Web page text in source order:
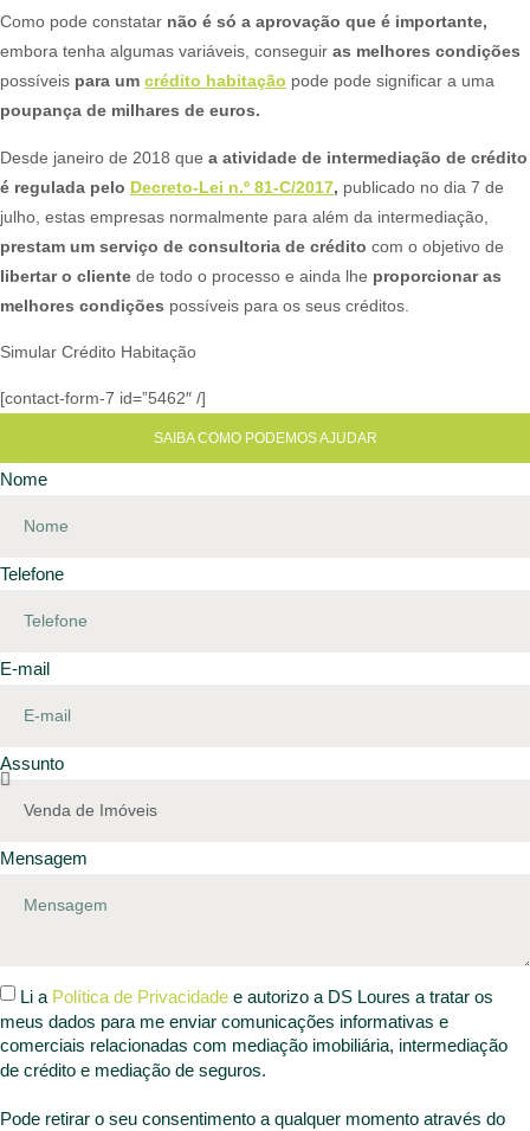
Como pode constatar não é só a aprovação que é importante,
embora tenha algumas variáveis, conseguir as melhores condições
possíveis para um crédito habitação pode pode significar a uma
poupança de milhares de euros.
Desde janeiro de 2018 que a atividade de intermediação de crédito
é regulada pelo Decreto-Lei n.º 81-C/2017, publicado no dia 7 de
julho, estas empresas normalmente para além da intermediação,
prestam um serviço de consultoria de crédito com o objetivo de
libertar o cliente de todo o processo e ainda lhe proporcionar as
melhores condições possíveis para os seus créditos.​
Simular Crédito Habitação
[contact-form-7 id=”5462″ /]
SAIBA COMO PODEMOS AJUDAR
Nome
Telefone
E-mail
Assunto
Mensagem
Li a Política de Privacidade e autorizo a DS Loures a tratar os
meus dados para me enviar comunicações informativas e
comerciais relacionadas com mediação imobiliária, intermediação
de crédito e mediação de seguros.
Pode retirar o seu consentimento a qualquer momento através do